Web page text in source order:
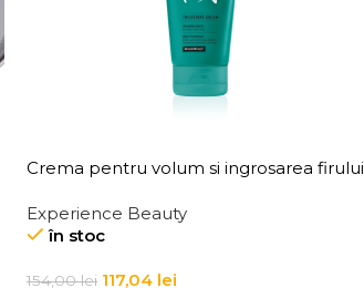
Crema pentru volum si ingrosarea firului
Cream
Experience Beauty
în stoc
154,00lei 117,04 lei